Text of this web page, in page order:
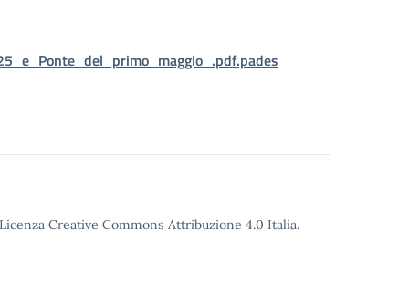
Creative Commons Attribuzione 4.0 Italia.